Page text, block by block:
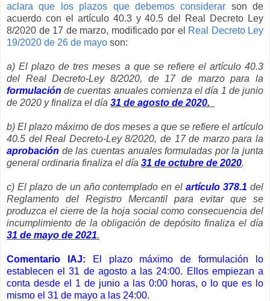
aclara que los plazos que debemos considerar son de
acuerdo con el artículo 40.3 y 40.5 del Real Decreto Ley
8/2020 de 17 de marzo, modificado por el Real Decreto Ley
19/2020 de 26 de mayo son:
a) El plazo de tres meses a que se refiere el artículo 40.3
del Real Decreto-Ley 8/2020, de 17 de marzo para la
formulación de cuentas anuales comienza el día 1 de junio
de 2020 y finaliza el día 31 de agosto de 2020.
b) El plazo máximo de dos meses a que se refiere el artículo
40.5 del Real Decreto-Ley 8/2020, de 17 de marzo para la
aprobación de las cuentas anuales formuladas por la junta
general ordinaria finaliza el día 31 de octubre de 2020.
c) El plazo de un año contemplado en elartículo 378.1 del
Reglamento del Registro Mercantil para evitar que se
produzca el cierre de la hoja social como consecuencia del
incumplimiento de la obligación de depósito finaliza el día
31 de mayo de 2021.
Comentario IAJ: El plazo máximo de formulación lo
establecen el 31 de agosto a las 24:00. Ellos empiezan a
conta desde el 1 de junio a las 0:00 horas, o lo que es lo
mismo el 31 de mayo a las 24:00.